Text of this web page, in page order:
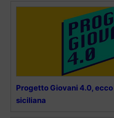
Progetto Giovani 4.0,
siciliana